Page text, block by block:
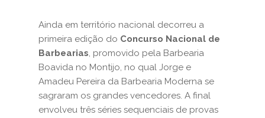
Ainda em território nacional decorreu a
primeira edição do Concurso Nacional de
Barbearias, promovido pela Barbearia
Boavida no Montijo, no qual Jorge e
Amadeu Pereira da Barbearia Moderna se
sagraram os grandes vencedores. A final
envolveu três séries sequenciais de provas